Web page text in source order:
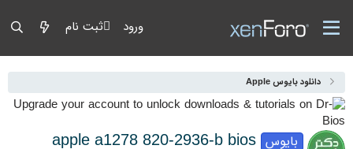
ورود ثبت نام
دانلود بایوس Apple
بایوس apple a1278 820-2936-b bios